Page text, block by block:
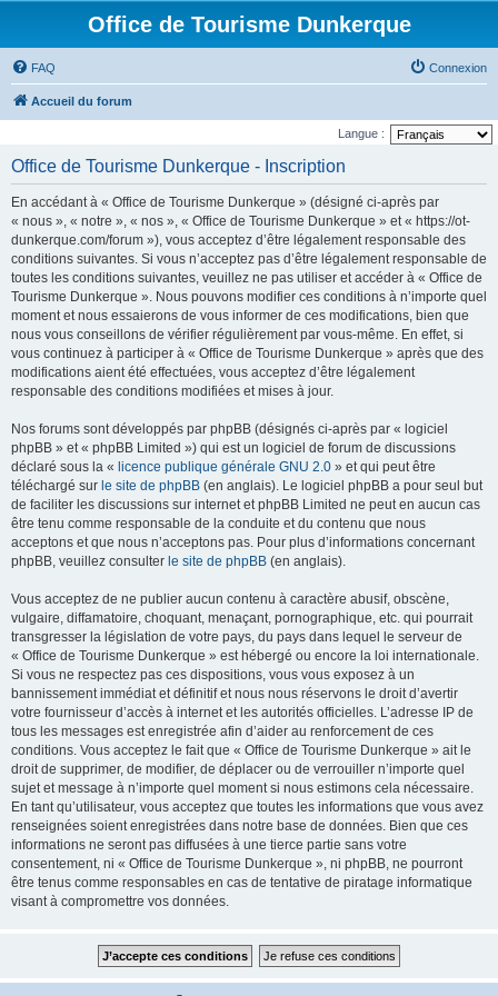
Office de Tourisme Dunkerque
FAQ Connexion
Accueil du forum
Langue :
Office de Tourisme Dunkerque - Inscription
En accédant à « Office de Tourisme Dunkerque » (désigné ci-après par
« nous », « notre », « nos », « Office de Tourisme Dunkerque » et « https://ot-
dunkerque.com/forum »), vous acceptez d’être légalement responsable des
conditions suivantes. Si vous n’acceptez pas d’être légalement responsable de
toutes les conditions suivantes, veuillez ne pas utiliser et accéder à « Office de
Tourisme Dunkerque ». Nous pouvons modifier ces conditions à n’importe quel
moment et nous essaierons de vous informer de ces modifications, bien que
nous vous conseillons de vérifier régulièrement par vous-même. En effet, si
vous continuez à participer à « Office de Tourisme Dunkerque » après que des
modifications aient été effectuées, vous acceptez d’être légalement
responsable des conditions modifiées et mises à jour.
Nos forums sont développés par phpBB (désignés ci-après par « logiciel
phpBB » et « phpBB Limited ») qui est un logiciel de forum de discussions
déclaré sous la « licence publique générale GNU 2.0 » et qui peut être
téléchargé sur le site de phpBB (en anglais). Le logiciel phpBB a pour seul but
de faciliter les discussions sur internet et phpBB Limited ne peut en aucun cas
être tenu comme responsable de la conduite et du contenu que nous
acceptons et que nous n’acceptons pas. Pour plus d’informations concernant
phpBB, veuillez consulter le site de phpBB (en anglais).
Vous acceptez de ne publier aucun contenu à caractère abusif, obscène,
vulgaire, diffamatoire, choquant, menaçant, pornographique, etc. qui pourrait
transgresser la législation de votre pays, du pays dans lequel le serveur de
« Office de Tourisme Dunkerque » est hébergé ou encore la loi internationale.
Si vous ne respectez pas ces dispositions, vous vous exposez à un
bannissement immédiat et définitif et nous nous réservons le droit d’avertir
votre fournisseur d’accès à internet et les autorités officielles. L’adresse IP de
tous les messages est enregistrée afin d’aider au renforcement de ces
conditions. Vous acceptez le fait que « Office de Tourisme Dunkerque » ait le
droit de supprimer, de modifier, de déplacer ou de verrouiller n’importe quel
sujet et message à n’importe quel moment si nous estimons cela nécessaire.
En tant qu’utilisateur, vous acceptez que toutes les informations que vous avez
renseignées soient enregistrées dans notre base de données. Bien que ces
informations ne seront pas diffusées à une tierce partie sans votre
consentement, ni « Office de Tourisme Dunkerque », ni phpBB, ne pourront
être tenus comme responsables en cas de tentative de piratage informatique
visant à compromettre vos données.